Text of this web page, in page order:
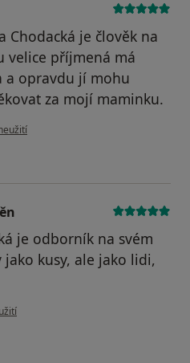
Chodacká je člověk na
velice příjmená má
a opravdu jí mohu
za mojí maminku.
uživatele Pochman Martin
je odborník na svém
kusy, ale jako lidi,
Váš účet byl odstraněn